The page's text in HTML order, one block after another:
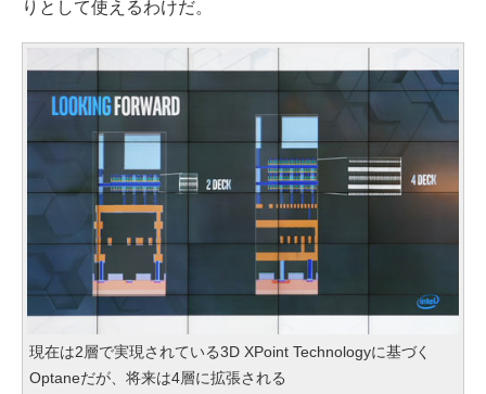
りとして使えるわけだ。
現在は2層で実現されている3D XPoint Technologyに基づく
Optaneだが、将来は4層に拡張される